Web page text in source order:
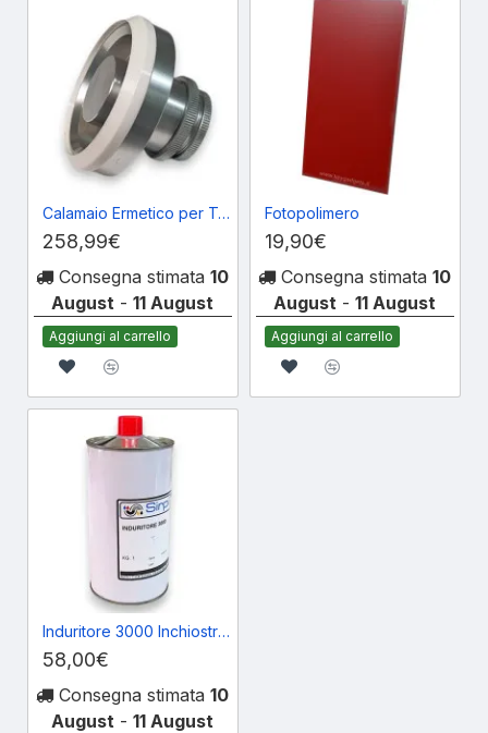
Calamaio Ermetico per Tampografia 70mm
258,99€
Consegna stimata10
August -11 August
Aggiungi al carrello
Fotopolimero
19,90€
Consegna stimata10
August -11 August
Aggiungi al carrello
Induritore 3000 Inchiostri Tampografia
58,00€
Consegna stimata10
August -11 August